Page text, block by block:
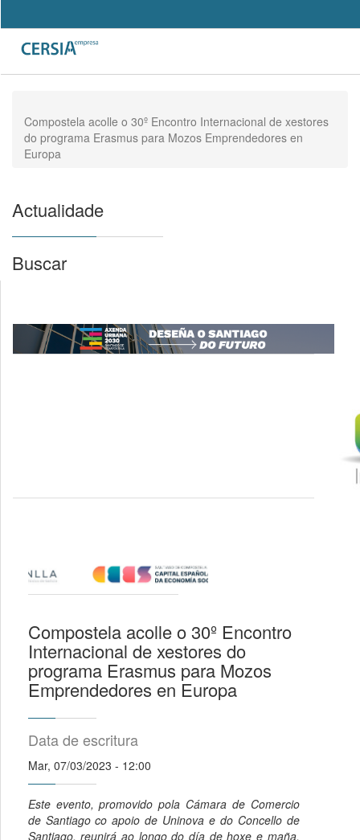
contenido
principal
Formulario
de
Compostela acolle o 30º Encontro Internacional de xestores
do programa Erasmus para Mozos Emprendedores en
Europa
Actualidade
Buscar
Compostela acolle o 30º Encontro
Internacional de xestores do
programa Erasmus para Mozos
Emprendedores en Europa
Data de escritura
Mar, 07/03/2023 - 12:00
Este evento, promovido pola Cámara de Comercio
de Santiago co apoio de Uninova e do Concello de
Santiago, reunirá ao longo do día de hoxe e maña,